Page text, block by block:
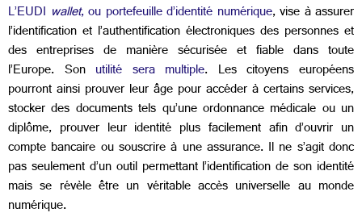
L’EUDI wallet, ou portefeuille d’identité numérique, vise à assurer
l’identification et l’authentification électroniques des personnes et
des entreprises de manière sécurisée et fiable dans toute
l’Europe. Son utilité sera multiple. Les citoyens européens
pourront ainsi prouver leur âge pour accéder à certains services,
stocker des documents tels qu’une ordonnance médicale ou un
diplôme, prouver leur identité plus facilement afin d’ouvrir un
compte bancaire ou souscrire à une assurance. Il ne s’agit donc
pas seulement d’un outil permettant l’identification de son identité
mais se révèle être un véritable accès universelle au monde
numérique.